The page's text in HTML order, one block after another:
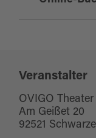
Veranstalter
OVIGO Theater
Am Geißet 20
92521